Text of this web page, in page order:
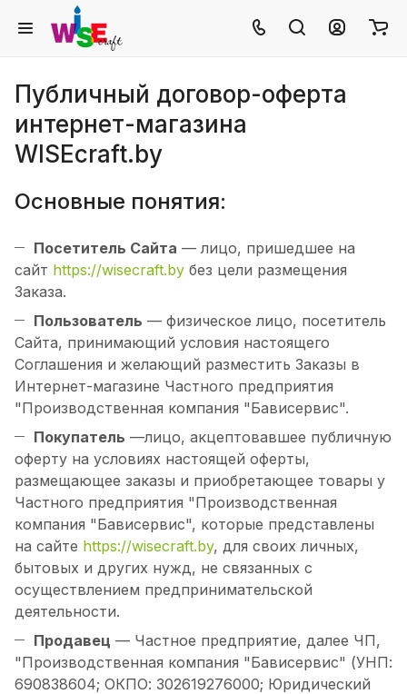
Публичный договор-оферта
интернет-магазина
WISEcraft.by
Основные понятия:
Посетитель Сайта — лицо, пришедшее на
сайт https://wisecraft.by без цели размещения
Заказа.
Пользователь — физическое лицо, посетитель
Сайта, принимающий условия настоящего
Соглашения и желающий разместить Заказы в
Интернет-магазине Частного предприятия
"Производственная компания "Бависервис".
Покупатель —лицо, акцептовавшее публичную
оферту на условиях настоящей оферты,
размещающее заказы и приобретающее товары у
Частного предприятия "Производственная
компания "Бависервис", которые представлены
на сайте https://wisecraft.by, для своих личных,
бытовых и других нужд, не связанных с
осуществлением предпринимательской
деятельности.
Продавец — Частное предприятие, далее ЧП,
"Производственная компания "Бависервис" (УНП:
690838604; ОКПО: 302619276000; Юридический